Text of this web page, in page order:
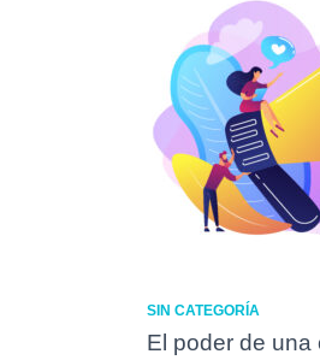
SIN CATEGORÍA
El poder de una